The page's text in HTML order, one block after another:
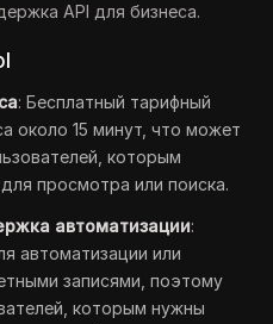
API для бизнеса.
: Бесплатный тарифный
около 15 минут, что может
которым
просмотра или поиска.
автоматизации:
автоматизации или
записями, поэтому
которым нужны